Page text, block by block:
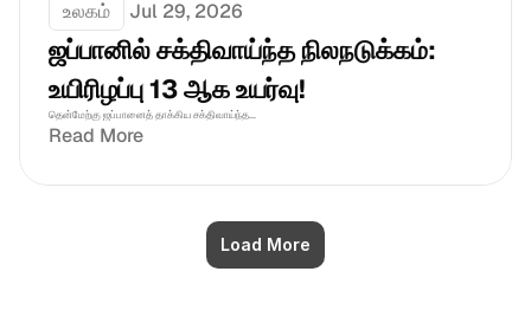
உலகம் Jul 29, 2026
ஜப்பானில் சக்திவாய்ந்த நிலநடுக்கம்:
உயிரிழப்பு 13 ஆக உயர்வு!
தென்மேற்கு ஜப்பானைத் தாக்கிய சக்திவாய்ந்த...
Read More
Load More